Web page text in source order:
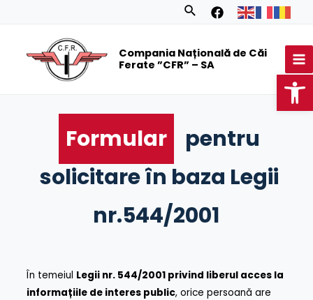
Search
Compania Națională de Căi
Ferate ”CFR” – SA
Formular
pentru
solicitare în baza Legii
nr.544/2001
În temeiul Legii nr. 544/2001 privind liberul acces la
informațiile de interes public, orice persoană are